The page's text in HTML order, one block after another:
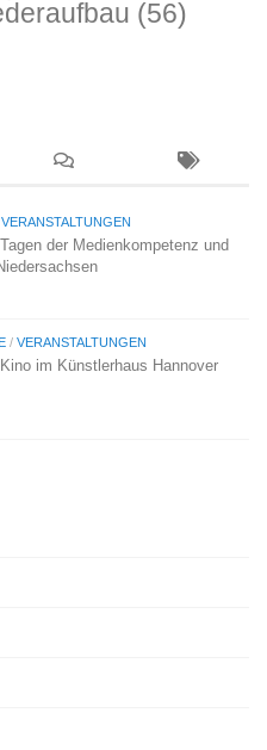
(56)
VERANSTALTUNGEN
der Medienkompetenz und
/ VERANSTALTUNGEN
im Künstlerhaus Hannover